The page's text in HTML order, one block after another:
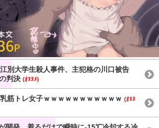
江別大学生殺人事件、主犯格の川口被告
判決 (ｵﾇﾇﾒ)
乳筋トレ女子ｗｗｗｗｗｗｗｗｗｗｗ (ｵﾇﾇ